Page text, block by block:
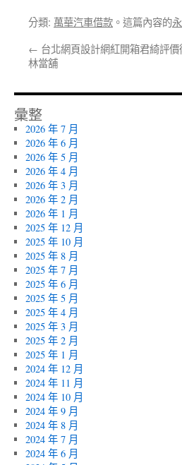
分類: 萬華汽車借款 。這篇內容的
← 台北網頁設計網紅開箱君綺評
林當舖
彙整
2026 年 7 月
2026 年 6 月
2026 年 5 月
2026 年 4 月
2026 年 3 月
2026 年 2 月
2026 年 1 月
2025 年 12 月
2025 年 10 月
2025 年 8 月
2025 年 7 月
2025 年 6 月
2025 年 5 月
2025 年 4 月
2025 年 3 月
2025 年 2 月
2025 年 1 月
2024 年 12 月
2024 年 11 月
2024 年 10 月
2024 年 9 月
2024 年 8 月
2024 年 7 月
2024 年 6 月